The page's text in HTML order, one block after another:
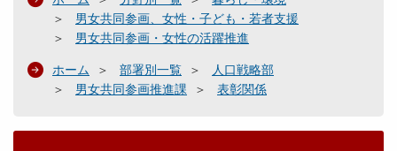
男女共同参画、女性・子ども・若者支援
男女共同参画・女性の活躍推進
ホーム 部署別一覧
人口戦略部
男女共同参画推進課
表彰関係